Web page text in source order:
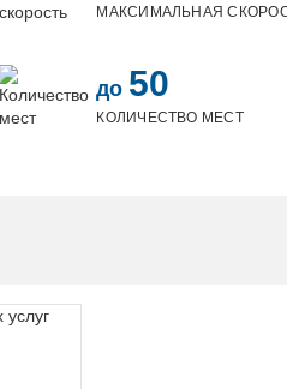
МАКСИМАЛЬНАЯ
до 50
КОЛИЧЕСТВО МЕСТ